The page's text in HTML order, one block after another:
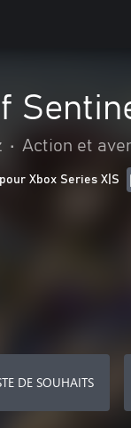
• Action et
Xbox Series X|S
DE SOUHAITS